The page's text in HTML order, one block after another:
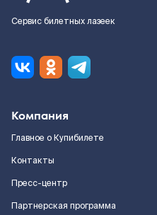
Сервис билетных лазеек
Компания
Главное о Купибилете
Контакты
Пресс-центр
Партнерская программа